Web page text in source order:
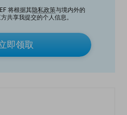
将根据其隐私政策与境内外的
共享我提交的个人信息。
即领取